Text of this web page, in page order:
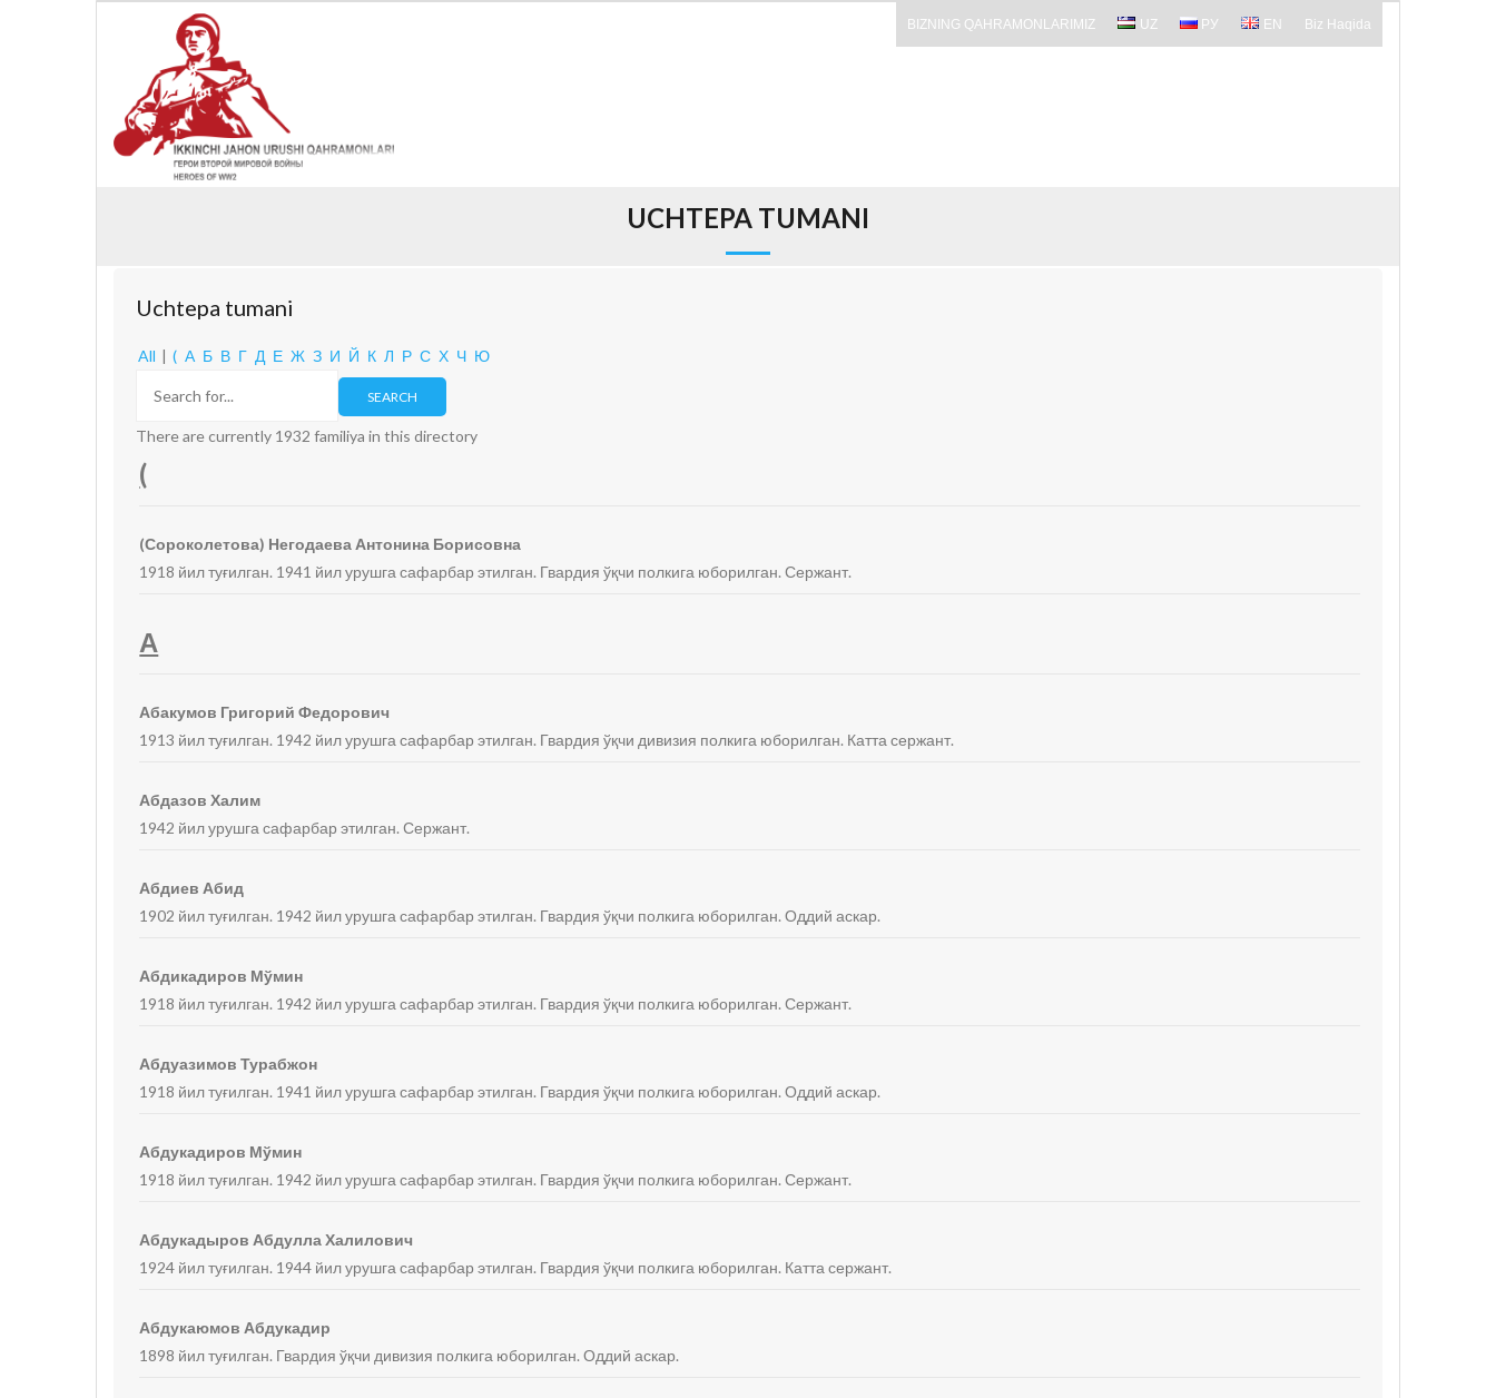
BIZNING QAHRAMONLARIMIZ UZ РУ EN Biz Haqida
UCHTEPA TUMANI
Uchtepa tumani
All | ( А Б В Г Д Е Ж З И Й К Л Р С Х Ч Ю
There are currently 1932 familiya in this directory
(
(Сороколетова) Негодаева Антонина Борисовна
1918 йил туғилган. 1941 йил урушга сафарбар этилган. Гвардия ўқчи полкига юборилган. Сержант.
А
Абакумов Григорий Федорович
1913 йил туғилган. 1942 йил урушга сафарбар этилган. Гвардия ўқчи дивизия полкига юборилган. Катта сержант.
Абдазов Халим
1942 йил урушга сафарбар этилган. Сержант.
Абдиев Абид
1902 йил туғилган. 1942 йил урушга сафарбар этилган. Гвардия ўқчи полкига юборилган. Оддий аскар.
Абдикадиров Мўмин
1918 йил туғилган. 1942 йил урушга сафарбар этилган. Гвардия ўқчи полкига юборилган. Сержант.
Абдуазимов Турабжон
1918 йил туғилган. 1941 йил урушга сафарбар этилган. Гвардия ўқчи полкига юборилган. Оддий аскар.
Абдукадиров Мўмин
1918 йил туғилган. 1942 йил урушга сафарбар этилган. Гвардия ўқчи полкига юборилган. Сержант.
Абдукадыров Абдулла Халилович
1924 йил туғилган. 1944 йил урушга сафарбар этилган. Гвардия ўқчи полкига юборилган. Катта сержант.
Абдукаюмов Абдукадир
1898 йил туғилган. Гвардия ўқчи дивизия полкига юборилган. Оддий аскар.